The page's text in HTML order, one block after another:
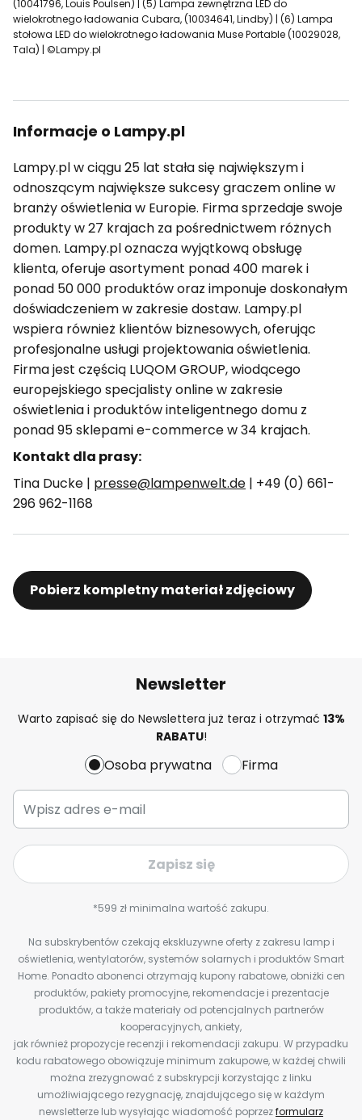
(10041796, Louis Poulsen) | (5) Lampa zewnętrzna LED do
wielokrotnego ładowania Cubara, (10034641, Lindby) | (6) Lampa
stołowa LED do wielokrotnego ładowania Muse Portable (10029028,
Tala) | ©Lampy.pl
Informacje o Lampy.pl
Lampy.pl w ciągu 25 lat stała się największym i
odnoszącym największe sukcesy graczem online w
branży oświetlenia w Europie. Firma sprzedaje swoje
produkty w 27 krajach za pośrednictwem różnych
domen. Lampy.pl oznacza wyjątkową obsługę
klienta, oferuje asortyment ponad 400 marek i
ponad 50 000 produktów oraz imponuje doskonałym
doświadczeniem w zakresie dostaw. Lampy.pl
wspiera również klientów biznesowych, oferując
profesjonalne usługi projektowania oświetlenia.
Firma jest częścią LUQOM GROUP, wiodącego
europejskiego specjalisty online w zakresie
oświetlenia i produktów inteligentnego domu z
ponad 95 sklepami e-commerce w 34 krajach.
Kontakt dla prasy:
Tina Ducke | presse@lampenwelt.de | +49 (0) 661-
296 962-1168
Pobierz kompletny materiał zdjęciowy
Newsletter
Warto zapisać się do Newslettera już teraz i otrzymać 13%
RABATU!
Osoba prywatna Firma
Zapisz się
*599 zł minimalna wartość zakupu.
Na subskrybentów czekają ekskluzywne oferty z zakresu lamp i
oświetlenia, wentylatorów, systemów solarnych i produktów Smart
Home. Ponadto abonenci otrzymają kupony rabatowe, obniżki cen
produktów, pakiety promocyjne, rekomendacje i prezentacje
produktów, a także materiały od potencjalnych partnerów
kooperacyjnych, ankiety,
jak również propozycje recenzji i rekomendacji zakupu. W przypadku
kodu rabatowego obowiązuje minimum zakupowe, w każdej chwili
można zrezygnować z subskrypcji korzystając z linku
umożliwiającego rezygnację, znajdującego się w każdym
newsletterze lub wysyłając wiadomość poprzezformularz